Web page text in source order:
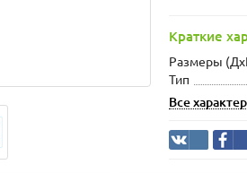
Краткие
Размеры
Тип
Все